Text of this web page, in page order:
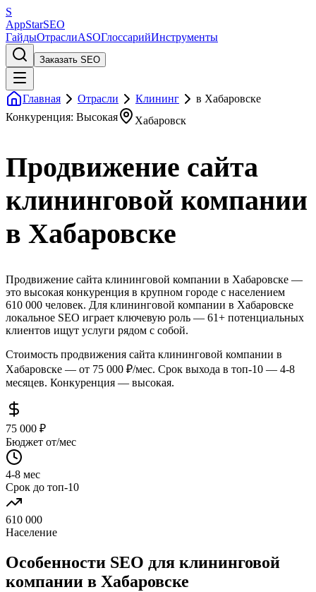
S
AppStarSEO
ГайдыОтраслиASOГлоссарийИнструменты
Заказать SEO
Главная Отрасли Клининг
в Хабаровске
Конкуренция: Высокая
Хабаровск
Продвижение сайта
клининговой компании
в Хабаровске
Продвижение сайта клининговой компании в Хабаровске —
это высокая конкуренция в крупном городе с населением
610 000 человек. Для клининговой компании в Хабаровске
локальное SEO играет ключевую роль — 61+ потенциальных
клиентов ищут услуги рядом с собой.
Стоимость продвижения сайта клининговой компании в
Хабаровске — от 75 000 ₽/мес. Срок выхода в топ-10 — 4-8
месяцев. Конкуренция — высокая.
75 000 ₽
Бюджет от/мес
4-8 мес
Срок до топ-10
610 000
Население
Особенности SEO для клининговой
компании в Хабаровске